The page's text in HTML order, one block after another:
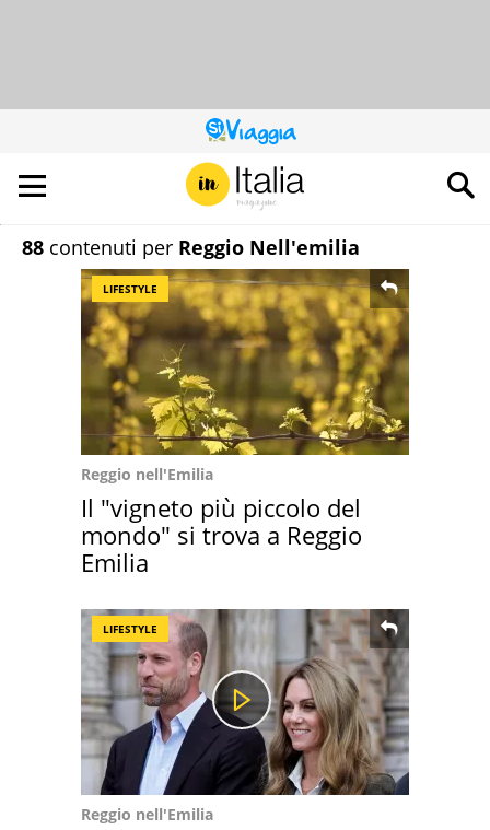
QUESTO
SITO
CONTRIBUISCE
ALL’AUDIENCE
DI
88 contenuti per Reggio Nell'emilia
LIFESTYLE
Reggio nell'Emilia
Il "vigneto più piccolo del
mondo" si trova a Reggio
Emilia
LIFESTYLE
Reggio nell'Emilia